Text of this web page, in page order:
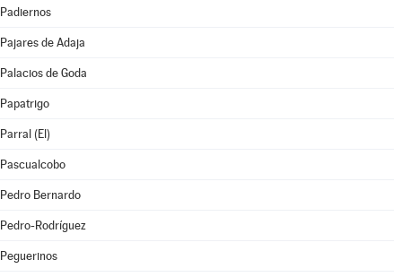
Padiernos
Pajares de Adaja
Palacios de Goda
Papatrigo
Parral (El)
Pascualcobo
Pedro Bernardo
Pedro-Rodríguez
Peguerinos